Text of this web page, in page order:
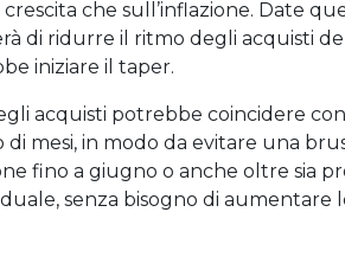
che sull’inflazione. Date
di ridurre il ritmo degli acquisti
iniziare il taper.
acquisti potrebbe coincidere
mesi, in modo da evitare una
fino a giugno o anche oltre sia
senza bisogno di aumentare